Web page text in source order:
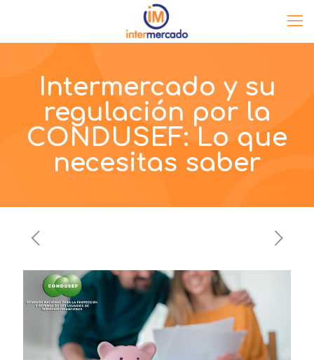
Intermercado y su
regulación por la
CONDUSEF: Lo que
necesitas saber